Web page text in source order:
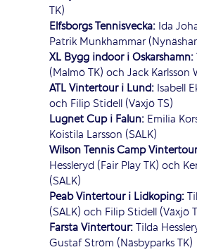
TK)
Elfsborgs Tennisvecka: Ida
Patrik Munkhammar
XL Bygg indoor i Oskarshamn:
(Malmö TK) och Jack Karlsson
ATL Vintertour i Lund: Isabell
och Filip Stidell (Växjö TS)
Lugnet Cup i Falun: Emilia
Koistila Larsson (SALK)
Wilson Tennis Camp
Hessleryd (Fair Play TK) och
(SALK)
Peab Vintertour i Lidköping:
(SALK) och Filip Stidell (Växjö
Farsta Vintertour:Tilda
Gustaf Ström (Näsbyparks TK)